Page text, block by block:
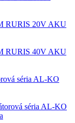
RURIS 20V AKU
RURIS 40V AKU
AL-KO
AL-KO